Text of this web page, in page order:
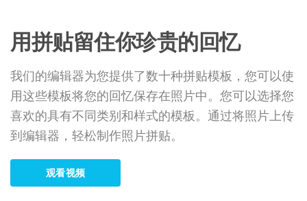
用拼贴留住你珍贵的回忆
我们的编辑器为您提供了数十种拼贴模板，您可以使
用这些模板将您的回忆保存在照片中。您可以选择您
喜欢的具有不同类别和样式的模板。通过将照片上传
到编辑器，轻松制作照片拼贴。
观看视频